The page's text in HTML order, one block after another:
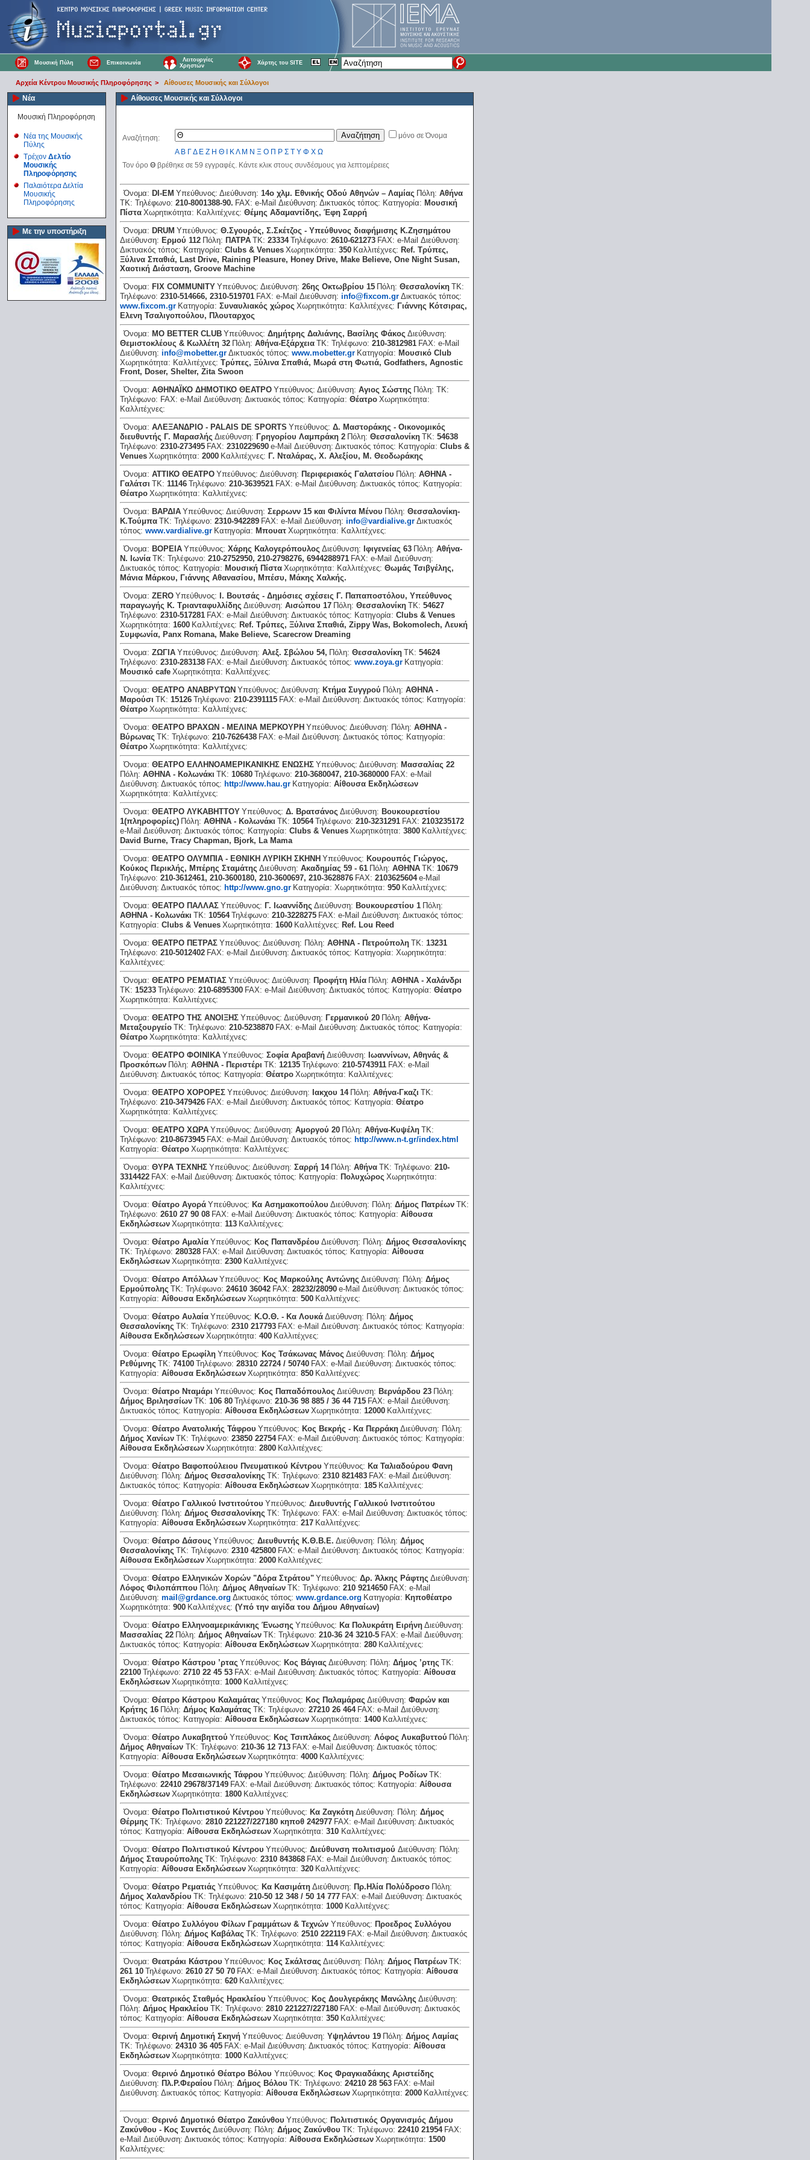
Μουσική Πύλη Επικοινωνία
Λειτουργίες
Χρηστών
Χάρτης του SITE
Αρχεία Κέντρου Μουσικής Πληροφόρησης > Αίθουσες Μουσικής και Σύλλογοι
Νέα
Μουσική Πληροφόρηση
Νέα της Μουσικής
Πύλης
Τρέχον Δελτίο
Μουσικής
Πληροφόρησης
Παλαιότερα Δελτία
Μουσικής
Πληροφόρησης
Με την υποστήριξη
Αίθουσες Μουσικής και Σύλλογοι
Αναζήτηση:
μόνο σε Όνομα
Α Β ΓΔ Ε Ζ Η Θ ΚΛ Μ Ν Ξ Ο Π Ρ Σ Τ Υ Φ Χ Ω
Τον όρο Θ βρέθηκε σε 59 εγγραφές. Κάντε κλικ στους συνδέσμους για λεπτομέρειες
Όνομα: DI-EM Υπεύθυνος: Διεύθυνση: 14ο χλμ. Εθνικής Οδού Αθηνών – Λαμίας Πόλη: Αθήνα
ΤΚ: Τηλέφωνο: 210-8001388-90. FAX: e-Mail Διεύθυνση: Δικτυακός τόπος: Κατηγορία: Μουσική
Πίστα Χωρητικότητα: Καλλιτέχνες: Θέμης Αδαμαντίδης, Έφη Σαρρή
Όνομα: DRUΜ Υπεύθυνος: Θ.Σγουρός, Σ.Σκέτζος - Υπεύθυνος διαφήμισης Κ.Ζησημάτου
Διεύθυνση: Ερμού 112 Πόλη: ΠΑΤΡΑ ΤΚ: 23334 Τηλέφωνο: 2610-621273 FAX: e-Mail Διεύθυνση:
Δικτυακός τόπος: Κατηγορία: Clubs & Venues Χωρητικότητα: 350 Καλλιτέχνες: Ref. Τρύπες,
Ξύλινα Σπαθιά, Last Drive, Raining Ρleasure, Ηoney Drive, Μake Βelieve, Οne Νight Susan,
Χαοτική Διάσταση, Groove Μachine
Όνομα: FIX COMMUNITY Υπεύθυνος: Διεύθυνση: 26ης Οκτωβρίου 15 Πόλη: Θεσσαλονίκη ΤΚ:
Τηλέφωνο: 2310-514666, 2310-519701 FAX: e-Mail Διεύθυνση: info@fixcom.gr Δικτυακός τόπος:
www.fixcom.gr Κατηγορία: Συναυλιακός χώρος Χωρητικότητα: Καλλιτέχνες: Γιάννης Κότσιρας,
Ελενη Τσαλιγοπούλου, Πλουταρχος
Όνομα: MO BETTER CLUB Υπεύθυνος: Δημήτρης Δαλιάνης, Βασίλης Φάκος Διεύθυνση:
Θεμιστοκλέους & Κωλλέτη 32 Πόλη: Αθήνα-Εξάρχεια ΤΚ: Τηλέφωνο: 210-3812981 FAX: e-Mail
Διεύθυνση: info@mobetter.gr Δικτυακός τόπος: www.mobetter.gr Κατηγορία: Μουσικό Club
Χωρητικότητα: Καλλιτέχνες: Τρύπες, Ξύλινα Σπαθιά, Μωρά στη Φωτιά, Godfathers, Agnostic
Front, Doser, Shelter, Zita Swoon
Όνομα: ΑΘΗΝΑΪΚΟ ΔΗΜΟΤΙΚΟ ΘΕΑΤΡΟ Υπεύθυνος: Διεύθυνση: Αγιος Σώστης Πόλη: ΤΚ:
Τηλέφωνο: FAX: e-Mail Διεύθυνση: Δικτυακός τόπος: Κατηγορία: Θέατρο Χωρητικότητα:
Καλλιτέχνες:
Όνομα: ΑΛΕΞΑΝΔΡΙΟ - ΡΑLΑΙS DΕ SΡΟRΤS Υπεύθυνος: Δ. Μαστοράκης - Οικονομικός
διευθυντής Γ. Μαρασλής Διεύθυνση: Γρηγορίου Λαμπράκη 2 Πόλη: Θεσσαλονίκη ΤΚ: 54638
Τηλέφωνο: 2310-273495 FAX: 2310229690 e-Mail Διεύθυνση: Δικτυακός τόπος: Κατηγορία: Clubs &
Venues Χωρητικότητα: 2000 Καλλιτέχνες: Γ. Νταλάρας, Χ. Αλεξίου, Μ. Θεοδωράκης
Όνομα: ΑΤΤΙΚΟ ΘΕΑΤΡΟ Υπεύθυνος: Διεύθυνση: Περιφεριακός Γαλατσίου Πόλη: ΑΘΗΝΑ -
Γαλάτσι ΤΚ: 11146 Τηλέφωνο: 210-3639521 FAX: e-Mail Διεύθυνση: Δικτυακός τόπος: Κατηγορία:
Θέατρο Χωρητικότητα: Καλλιτέχνες:
Όνομα: ΒΑΡΔΙΑ Υπεύθυνος: Διεύθυνση: Σερρωνν 15 και Φιλίντα Μένου Πόλη: Θεσσαλονίκη-
Κ.Τούμπα ΤΚ: Τηλέφωνο: 2310-942289 FAX: e-Mail Διεύθυνση: info@vardialive.gr Δικτυακός
τόπος: www.vardialive.gr Κατηγορία: Μπουατ Χωρητικότητα: Καλλιτέχνες:
Όνομα: ΒΟΡΕΙΑ Υπεύθυνος: Χάρης Καλογερόπουλος Διεύθυνση: Ιφιγενείας 63 Πόλη: Αθήνα-
Ν. Ιωνία ΤΚ: Τηλέφωνο: 210-2752950, 210-2798276, 6944288971 FAX: e-Mail Διεύθυνση:
Δικτυακός τόπος: Κατηγορία: Μουσική Πίστα Χωρητικότητα: Καλλιτέχνες: Θωμάς Τσιβγέλης,
Μάνια Μάρκου, Γιάννης Αθανασίου, Μπέσυ, Μάκης Χαλκής.
Όνομα: ΖΕRΟ Υπεύθυνος: Ι. Βουτσάς - Δημόσιες σχέσεις Γ. Παπαποστόλου, Υπεύθυνος
παραγωγής Κ. Τριανταφυλλίδης Διεύθυνση: Αισώπου 17 Πόλη: Θεσσαλονίκη ΤΚ: 54627
Τηλέφωνο: 2310-517281 FAX: e-Mail Διεύθυνση: Δικτυακός τόπος: Κατηγορία: Clubs & Venues
Χωρητικότητα: 1600 Καλλιτέχνες: Ref. Τρύπες, Ξύλινα Σπαθιά, Ζippy Was, Βokomolech, Λευκή
Συμφωνία, Ρanx Romana, Μake Βelieve, Scarecrow Dreaming
Όνομα: ΖΩΓΙΑ Υπεύθυνος: Διεύθυνση: Αλεξ. Σβώλου 54, Πόλη: Θεσσαλονίκη ΤΚ: 54624
Τηλέφωνο: 2310-283138 FAX: e-Mail Διεύθυνση: Δικτυακός τόπος: www.zoya.gr Κατηγορία:
Μουσικό cafe Χωρητικότητα: Καλλιτέχνες:
Όνομα: ΘΕΑΤΡΟ ΑΝΑΒΡΥΤΩΝ Υπεύθυνος: Διεύθυνση: Κτήμα Συγγρού Πόλη: ΑΘΗΝΑ -
Μαρούσι ΤΚ: 15126 Τηλέφωνο: 210-2391115 FAX: e-Mail Διεύθυνση: Δικτυακός τόπος: Κατηγορία:
Θέατρο Χωρητικότητα: Καλλιτέχνες:
Όνομα: ΘΕΑΤΡΟ ΒΡΑΧΩΝ - ΜΕΛΙΝΑ ΜΕΡΚΟΥΡΗ Υπεύθυνος: Διεύθυνση: Πόλη: ΑΘΗΝΑ -
Βύρωνας ΤΚ: Τηλέφωνο: 210-7626438 FAX: e-Mail Διεύθυνση: Δικτυακός τόπος: Κατηγορία:
Θέατρο Χωρητικότητα: Καλλιτέχνες:
Όνομα: ΘΕΑΤΡΟ ΕΛΛΗΝΟΑΜΕΡΙΚΑΝΙΚΗΣ ΕΝΩΣΗΣ Υπεύθυνος: Διεύθυνση: Μασσαλίας 22
Πόλη: ΑΘΗΝΑ - Κολωνάκι ΤΚ: 10680 Τηλέφωνο: 210-3680047, 210-3680000 FAX: e-Mail
Διεύθυνση: Δικτυακός τόπος: http://www.hau.gr Κατηγορία: Αίθουσα Εκδηλώσεων
Χωρητικότητα: Καλλιτέχνες:
Όνομα: ΘΕΑΤΡΟ ΛΥΚΑΒΗΤΤΟΥ Υπεύθυνος: Δ. Βρατσάνος Διεύθυνση: Βουκουρεστίου
1(πληροφορίες) Πόλη: ΑΘΗΝΑ - Κολωνάκι ΤΚ: 10564 Τηλέφωνο: 210-3231291 FAX: 2103235172
e-Mail Διεύθυνση: Δικτυακός τόπος: Κατηγορία: Clubs & Venues Χωρητικότητα: 3800 Καλλιτέχνες:
David Βurne, Τracy Chapman, Βjork, La Μama
Όνομα: ΘΕΑΤΡΟ ΟΛΥΜΠΙΑ - ΕΘΝΙΚΗ ΛΥΡΙΚΗ ΣΚΗΝΗ Υπεύθυνος: Κουρουπός Γιώργος,
Κούκος Περικλής, Μπέρης Σταμάτης Διεύθυνση: Ακαδημίας 59 - 61 Πόλη: ΑΘΗΝΑ ΤΚ: 10679
Τηλέφωνο: 210-3612461, 210-3600180, 210-3600697, 210-3628876 FAX: 2103625604 e-Mail
Διεύθυνση: Δικτυακός τόπος: http://www.gno.gr Κατηγορία: Χωρητικότητα: 950 Καλλιτέχνες:
Όνομα: ΘΕΑΤΡΟ ΠΑΛΛΑΣ Υπεύθυνος: Γ. Ιωαννίδης Διεύθυνση: Βουκουρεστίου 1 Πόλη:
ΑΘΗΝΑ - Κολωνάκι ΤΚ: 10564 Τηλέφωνο: 210-3228275 FAX: e-Mail Διεύθυνση: Δικτυακός τόπος:
Κατηγορία: Clubs & Venues Χωρητικότητα: 1600 Καλλιτέχνες: Ref. Lou Reed
Όνομα: ΘΕΑΤΡΟ ΠΕΤΡΑΣ Υπεύθυνος: Διεύθυνση: Πόλη: ΑΘΗΝΑ - Πετρούπολη ΤΚ: 13231
Τηλέφωνο: 210-5012402 FAX: e-Mail Διεύθυνση: Δικτυακός τόπος: Κατηγορία: Χωρητικότητα:
Καλλιτέχνες:
Όνομα: ΘΕΑΤΡΟ ΡΕΜΑΤΙΑΣ Υπεύθυνος: Διεύθυνση: Προφήτη Ηλία Πόλη: ΑΘΗΝΑ - Χαλάνδρι
ΤΚ: 15233 Τηλέφωνο: 210-6895300 FAX: e-Mail Διεύθυνση: Δικτυακός τόπος: Κατηγορία: Θέατρο
Χωρητικότητα: Καλλιτέχνες:
Όνομα: ΘΕΑΤΡΟ ΤΗΣ ΑΝΟΙΞΗΣ Υπεύθυνος: Διεύθυνση: Γερμανικού 20 Πόλη: Αθήνα-
Μεταξουργείο ΤΚ: Τηλέφωνο: 210-5238870 FAX: e-Mail Διεύθυνση: Δικτυακός τόπος: Κατηγορία:
Θέατρο Χωρητικότητα: Καλλιτέχνες:
Όνομα: ΘΕΑΤΡΟ ΦΟΙΝΙΚΑ Υπεύθυνος: Σοφία Αραβανή Διεύθυνση: Ιωαννίνων, Αθηνάς &
Προσκόπων Πόλη: ΑΘΗΝΑ - Περιστέρι ΤΚ: 12135 Τηλέφωνο: 210-5743911 FAX: e-Mail
Διεύθυνση: Δικτυακός τόπος: Κατηγορία: Θέατρο Χωρητικότητα: Καλλιτέχνες:
Όνομα: ΘΕΑΤΡΟ ΧΟΡΟΡΕΣ Υπεύθυνος: Διεύθυνση: Ιακχου 14 Πόλη: Αθήνα-Γκαζι ΤΚ:
Τηλέφωνο: 210-3479426 FAX: e-Mail Διεύθυνση: Δικτυακός τόπος: Κατηγορία: Θέατρο
Χωρητικότητα: Καλλιτέχνες:
Όνομα: ΘΕΑΤΡΟ ΧΩΡΑ Υπεύθυνος: Διεύθυνση: Αμοργού 20 Πόλη: Αθήνα-Κυψέλη ΤΚ:
Τηλέφωνο: 210-8673945 FAX: e-Mail Διεύθυνση: Δικτυακός τόπος: http://www.n-t.gr/index.html
Κατηγορία: Θέατρο Χωρητικότητα: Καλλιτέχνες:
Όνομα: ΘΥΡΑ ΤΕΧΝΗΣ Υπεύθυνος: Διεύθυνση: Σαρρή 14 Πόλη: Αθήνα ΤΚ: Τηλέφωνο: 210-
3314422 FAX: e-Mail Διεύθυνση: Δικτυακός τόπος: Κατηγορία: Πολυχώρος Χωρητικότητα:
Καλλιτέχνες:
Όνομα: Θέατρο Αγορά Υπεύθυνος: Κα Ασημακοπούλου Διεύθυνση: Πόλη: Δήμος Πατρέων ΤΚ:
Τηλέφωνο: 2610 27 90 08 FAX: e-Mail Διεύθυνση: Δικτυακός τόπος: Κατηγορία: Αίθουσα
Εκδηλώσεων Χωρητικότητα: 113 Καλλιτέχνες:
Όνομα: Θέατρο Αμαλία Υπεύθυνος: Κος Παπανδρέου Διεύθυνση: Πόλη: Δήμος Θεσσαλονίκης
ΤΚ: Τηλέφωνο: 280328 FAX: e-Mail Διεύθυνση: Δικτυακός τόπος: Κατηγορία: Αίθουσα
Εκδηλώσεων Χωρητικότητα: 2300 Καλλιτέχνες:
Όνομα: Θέατρο Απόλλων Υπεύθυνος: Κος Μαρκούλης Αντώνης Διεύθυνση: Πόλη: Δήμος
Ερμούπολης ΤΚ: Τηλέφωνο: 24610 36042 FAX: 28232/28090 e-Mail Διεύθυνση: Δικτυακός τόπος:
Κατηγορία: Αίθουσα Εκδηλώσεων Χωρητικότητα: 500 Καλλιτέχνες:
Όνομα: Θέατρο Αυλαία Υπεύθυνος: Κ.Ο.Θ. - Κα Λουκά Διεύθυνση: Πόλη: Δήμος
Θεσσαλονίκης ΤΚ: Τηλέφωνο: 2310 217793 FAX: e-Mail Διεύθυνση: Δικτυακός τόπος: Κατηγορία:
Αίθουσα Εκδηλώσεων Χωρητικότητα: 400 Καλλιτέχνες:
Όνομα: Θέατρο Ερωφίλη Υπεύθυνος: Κος Τσάκωνας Μάνος Διεύθυνση: Πόλη: Δήμος
Ρεθύμνης ΤΚ: 74100 Τηλέφωνο: 28310 22724 / 50740 FAX: e-Mail Διεύθυνση: Δικτυακός τόπος:
Κατηγορία: Αίθουσα Εκδηλώσεων Χωρητικότητα: 850 Καλλιτέχνες:
Όνομα: Θέατρο Νταμάρι Υπεύθυνος: Κος Παπαδόπουλος Διεύθυνση: Βερνάρδου 23 Πόλη:
Δήμος Βριλησσίων ΤΚ: 106 80 Τηλέφωνο: 210-36 98 885 / 36 44 715 FAX: e-Mail Διεύθυνση:
Δικτυακός τόπος: Κατηγορία: Αίθουσα Εκδηλώσεων Χωρητικότητα: 12000 Καλλιτέχνες:
Όνομα: Θέατρο Ανατολικής Τάφρου Υπεύθυνος: Κος Βεκρής - Κα Περράκη Διεύθυνση: Πόλη:
Δήμος Χανίων ΤΚ: Τηλέφωνο: 23850 22754 FAX: e-Mail Διεύθυνση: Δικτυακός τόπος: Κατηγορία:
Αίθουσα Εκδηλώσεων Χωρητικότητα: 2800 Καλλιτέχνες:
Όνομα: Θέατρο Βαφοπούλειου Πνευματικού Κέντρου Υπεύθυνος: Κα Ταλιαδούρου Φανη
Διεύθυνση: Πόλη: Δήμος Θεσσαλονίκης ΤΚ: Τηλέφωνο: 2310 821483 FAX: e-Mail Διεύθυνση:
Δικτυακός τόπος: Κατηγορία: Αίθουσα Εκδηλώσεων Χωρητικότητα: 185 Καλλιτέχνες:
Όνομα: Θέατρο Γαλλικού Ινστιτούτου Υπεύθυνος: Διευθυντής Γαλλικού Ινστιτούτου
Διεύθυνση: Πόλη: Δήμος Θεσσαλονίκης ΤΚ: Τηλέφωνο: FAX: e-Mail Διεύθυνση: Δικτυακός τόπος:
Κατηγορία: Αίθουσα Εκδηλώσεων Χωρητικότητα: 217 Καλλιτέχνες:
Όνομα: Θέατρο Δάσους Υπεύθυνος: Διευθυντής Κ.Θ.Β.Ε. Διεύθυνση: Πόλη: Δήμος
Θεσσαλονίκης ΤΚ: Τηλέφωνο: 2310 425800 FAX: e-Mail Διεύθυνση: Δικτυακός τόπος: Κατηγορία:
Αίθουσα Εκδηλώσεων Χωρητικότητα: 2000 Καλλιτέχνες:
Όνομα: Θέατρο Ελληνικών Χορών "Δόρα Στράτου" Υπεύθυνος: Δρ. Άλκης Ράφτης Διεύθυνση:
Λόφος Φιλοπάππου Πόλη: Δήμος Αθηναίων ΤΚ: Τηλέφωνο: 210 9214650 FAX: e-Mail
Διεύθυνση: mail@grdance.org Δικτυακός τόπος: www.grdance.org Κατηγορία: Κηποθέατρο
Χωρητικότητα: 900 Καλλιτέχνες: (Υπό την αιγίδα του Δήμου Αθηναίων)
Όνομα: Θέατρο Ελληνοαμερικάνικης Ένωσης Υπεύθυνος: Κα Πολυκράτη Ειρήνη Διεύθυνση:
Μασσαλίας 22 Πόλη: Δήμος Αθηναίων ΤΚ: Τηλέφωνο: 210-36 24 3210-5 FAX: e-Mail Διεύθυνση:
Δικτυακός τόπος: Κατηγορία: Αίθουσα Εκδηλώσεων Χωρητικότητα: 280 Καλλιτέχνες:
Όνομα: Θέατρο Κάστρου ’ρτας Υπεύθυνος: Κος Βάγιας Διεύθυνση: Πόλη: Δήμος ’ρτης ΤΚ:
22100 Τηλέφωνο: 2710 22 45 53 FAX: e-Mail Διεύθυνση: Δικτυακός τόπος: Κατηγορία: Αίθουσα
Εκδηλώσεων Χωρητικότητα: 1000 Καλλιτέχνες:
Όνομα: Θέατρο Κάστρου Καλαμάτας Υπεύθυνος: Κος Παλαμάρας Διεύθυνση: Φαρών και
Κρήτης 16 Πόλη: Δήμος Καλαμάτας ΤΚ: Τηλέφωνο: 27210 26 464 FAX: e-Mail Διεύθυνση:
Δικτυακός τόπος: Κατηγορία: Αίθουσα Εκδηλώσεων Χωρητικότητα: 1400 Καλλιτέχνες:
Όνομα: Θέατρο Λυκαβηττού Υπεύθυνος: Κος Τσιπλάκος Διεύθυνση: Λόφος Λυκαβυττού Πόλη:
Δήμος Αθηναίων ΤΚ: Τηλέφωνο: 210-36 12 713 FAX: e-Mail Διεύθυνση: Δικτυακός τόπος:
Κατηγορία: Αίθουσα Εκδηλώσεων Χωρητικότητα: 4000 Καλλιτέχνες:
Όνομα: Θέατρο Μεσαιωνικής Τάφρου Υπεύθυνος: Διεύθυνση: Πόλη: Δήμος Ροδίων ΤΚ:
Τηλέφωνο: 22410 29678/37149 FAX: e-Mail Διεύθυνση: Δικτυακός τόπος: Κατηγορία: Αίθουσα
Εκδηλώσεων Χωρητικότητα: 1800 Καλλιτέχνες:
Όνομα: Θέατρο Πολιτιστικού Κέντρου Υπεύθυνος: Κα Ζαγκότη Διεύθυνση: Πόλη: Δήμος
Θέρμης ΤΚ: Τηλέφωνο: 2810 221227/227180 κηποθ 242977 FAX: e-Mail Διεύθυνση: Δικτυακός
τόπος: Κατηγορία: Αίθουσα Εκδηλώσεων Χωρητικότητα: 310 Καλλιτέχνες:
Όνομα: Θέατρο Πολιτιστικού Κέντρου Υπεύθυνος: Διεύθυνση πολιτισμού Διεύθυνση: Πόλη:
Δήμος Σταυρούπολης ΤΚ: Τηλέφωνο: 2310 843868 FAX: e-Mail Διεύθυνση: Δικτυακός τόπος:
Κατηγορία: Αίθουσα Εκδηλώσεων Χωρητικότητα: 320 Καλλιτέχνες:
Όνομα: Θέατρο Ρεματιάς Υπεύθυνος: Κα Κασιμάτη Διεύθυνση: Πρ.Ηλία Πολύδροσο Πόλη:
Δήμος Χαλανδρίου ΤΚ: Τηλέφωνο: 210-50 12 348 / 50 14 777 FAX: e-Mail Διεύθυνση: Δικτυακός
τόπος: Κατηγορία: Αίθουσα Εκδηλώσεων Χωρητικότητα: 1000 Καλλιτέχνες:
Όνομα: Θέατρο Συλλόγου Φίλων Γραμμάτων & Τεχνών Υπεύθυνος: Προεδρος Συλλόγου
Διεύθυνση: Πόλη: Δήμος Καβάλας ΤΚ: Τηλέφωνο: 2510 222119 FAX: e-Mail Διεύθυνση: Δικτυακός
τόπος: Κατηγορία: Αίθουσα Εκδηλώσεων Χωρητικότητα: 114 Καλλιτέχνες:
Όνομα: Θεατράκι Κάστρου Υπεύθυνος: Κος Σκάλτσας Διεύθυνση: Πόλη: Δήμος Πατρέων ΤΚ:
261 10 Τηλέφωνο: 2610 27 50 70 FAX: e-Mail Διεύθυνση: Δικτυακός τόπος: Κατηγορία: Αίθουσα
Εκδηλώσεων Χωρητικότητα: 620 Καλλιτέχνες:
Όνομα: Θεατρικός Σταθμός Ηρακλείου Υπεύθυνος: Κος Δουλγεράκης Μανώλης Διεύθυνση:
Πόλη: Δήμος Ηρακλείου ΤΚ: Τηλέφωνο: 2810 221227/227180 FAX: e-Mail Διεύθυνση: Δικτυακός
τόπος: Κατηγορία: Αίθουσα Εκδηλώσεων Χωρητικότητα: 350 Καλλιτέχνες:
Όνομα: Θερινή Δημοτική Σκηνή Υπεύθυνος: Διεύθυνση: Υψηλάντου 19 Πόλη: Δήμος Λαμίας
ΤΚ: Τηλέφωνο: 24310 36 405 FAX: e-Mail Διεύθυνση: Δικτυακός τόπος: Κατηγορία: Αίθουσα
Εκδηλώσεων Χωρητικότητα: 1000 Καλλιτέχνες:
Όνομα: Θερινό Δημοτικό Θέατρο Βόλου Υπεύθυνος: Κος Φραγκιαδάκης Αριστείδης
Διεύθυνση: Πλ.Ρ.Φεραίου Πόλη: Δήμος Βόλου ΤΚ: Τηλέφωνο: 24210 28 563 FAX: e-Mail
Διεύθυνση: Δικτυακός τόπος: Κατηγορία: Αίθουσα Εκδηλώσεων Χωρητικότητα: 2000 Καλλιτέχνες:
Όνομα: Θερινό Δημοτικό Θέατρο Ζακύνθου Υπεύθυνος: Πολιτιστικός Οργανισμός Δήμου
Ζακύνθου - Κος Συνετός Διεύθυνση: Πόλη: Δήμος Ζακύνθου ΤΚ: Τηλέφωνο: 22410 21954 FAX:
e-Mail Διεύθυνση: Δικτυακός τόπος: Κατηγορία: Αίθουσα Εκδηλώσεων Χωρητικότητα: 1500
Καλλιτέχνες: